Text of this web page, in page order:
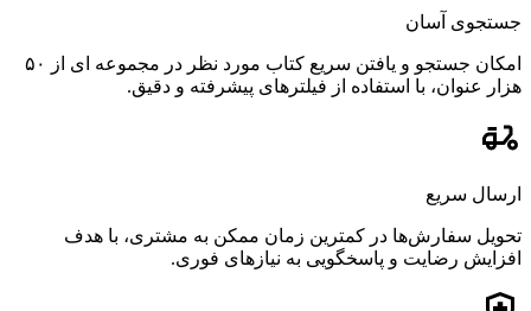
جستجوی آسان
امکان جستجو و یافتن سریع کتاب مورد نظر در مجموعه ای از ۵۰
هزار عنوان، با استفاده از فیلترهای پیشرفته و دقیق.
ارسال سریع
تحویل سفارش‌ها در کمترین زمان ممکن به مشتری، با هدف
افزایش رضایت و پاسخگویی به نیازهای فوری.